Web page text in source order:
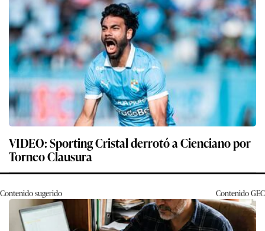
VIDEO: Sporting Cristal derrotó a Cienciano por
Torneo Clausura
Contenido sugerido ContenidoGEC